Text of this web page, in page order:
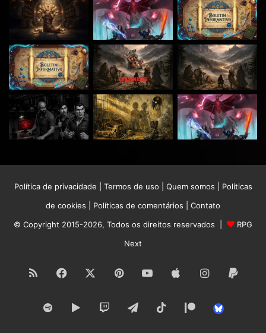
Política de privacidade Termos de uso Quem somos
Políticas
de cookies
Políticas de comentários
Contato
© Copyright 2015-2026, Todos os direitos reservados |
RPG
Next
RSS Facebook PinterestYouTubeAppleInstagram
SpotifyGoogle TwitchTelegramTikTokPatreon